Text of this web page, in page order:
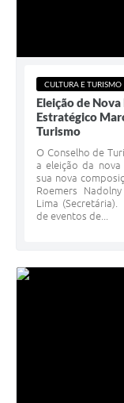
CULTURA E TURISMO
Eleição de
Estratégico
Turismo
O Conselho de
a eleição da
sua nova
Roemers
Lima
de eventos de...